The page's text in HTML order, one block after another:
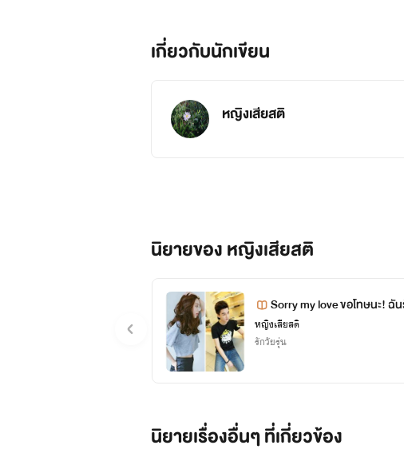
“กรี๊ด!!!!!!!!!” แล้วก็มีผู้ชายคนหนึ่งวิ่งตร
ฟ้าเข้มๆ ดูแล้วหล่อชะมัด แล้วมันใช่เวลามาช
“น้องกะทิ!!” พี่ชานนท์เรียกฉันหรอ
“พี่รู้จักหนูได้ไงคะ?”
“ก็น้องเป็นเพื่อนของแฟนเพื่อนพี่ ทำไมพี่จะ
หรอยะ!
เกี่ยวกับนักเขียน
หญิงเสียสติ
นิยายของ หญิงเสียสติ
Sorry my love ขอโทษนะ! ฉั
หญิงเสียสติ
รักวัยรุ่น
นิยายเรื่องอื่นๆ ที่เกี่ยวข้อง